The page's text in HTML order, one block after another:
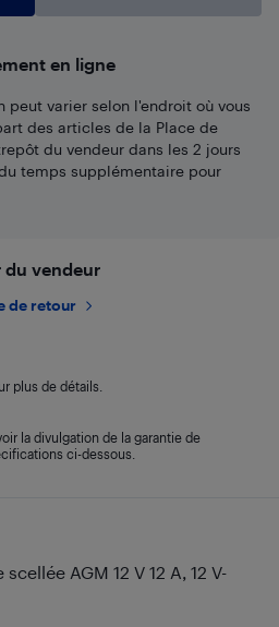
AGM 12 V 12 A, 12 V-
en ligne
peut varier selon l'endroit où vous
des articles de la Place de
du vendeur dans les 2 jours
temps supplémentaire pour
du vendeur
de retour
plus de détails.
la divulgation de la garantie de
ci-dessous.